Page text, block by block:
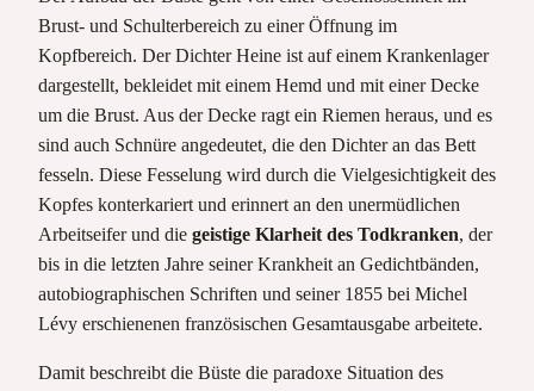
Brust- und Schulterbereich zu einer Öffnung im
Kopfbereich. Der Dichter Heine ist auf einem Krankenlager
dargestellt, bekleidet mit einem Hemd und mit einer Decke
um die Brust. Aus der Decke ragt ein Riemen heraus, und es
sind auch Schnüre angedeutet, die den Dichter an das Bett
fesseln. Diese Fesselung wird durch die Vielgesichtigkeit des
Kopfes konterkariert und erinnert an den unermüdlichen
Arbeitseifer und die geistige Klarheit des Todkranken, der
bis in die letzten Jahre seiner Krankheit an Gedichtbänden,
autobiographischen Schriften und seiner 1855 bei Michel
Lévy erschienenen französischen Gesamtausgabe arbeitete.
Damit beschreibt die Büste die paradoxe Situation des